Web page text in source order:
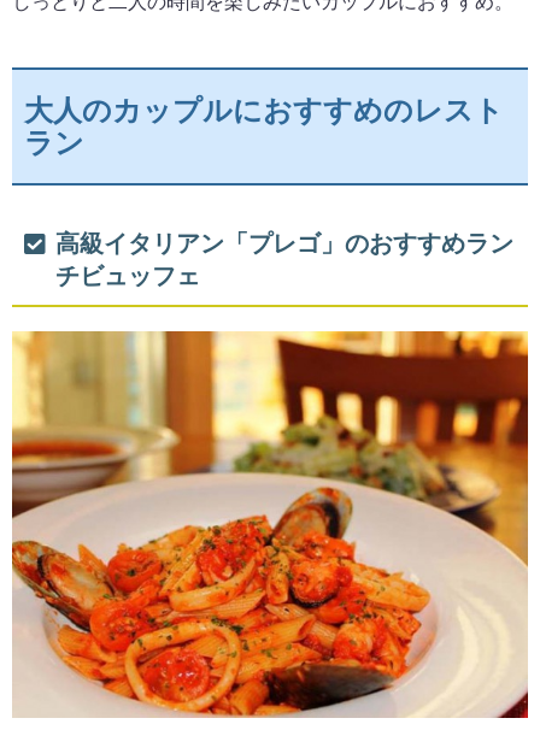
大人のカップルにおすすめのレスト
ラン
高級イタリアン「プレゴ」のおすすめラン
チビュッフェ